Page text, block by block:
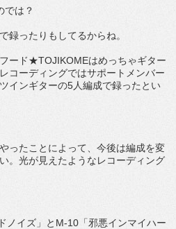
では？
録ったりもしてるからね。
ード★TOJIKOMEはめっちゃギター
コーディングではサポートメンバー
インギターの5人編成で録ったとい
ったことによって、今後は編成を変
。光が見えたようなレコーディング
ノイズ」とM-10「邪悪インマイハー